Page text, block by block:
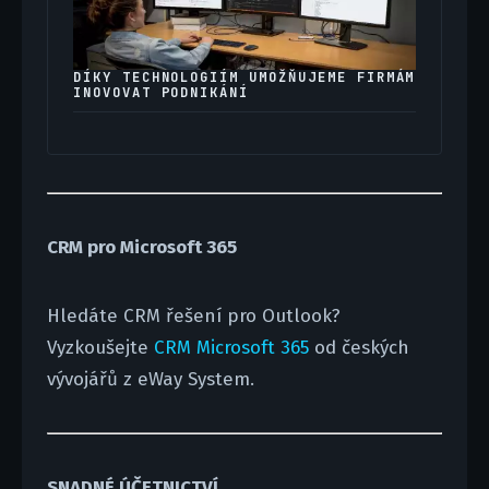
DÍKY TECHNOLOGIÍM UMOŽŇUJEME FIRMÁM
INOVOVAT PODNIKÁNÍ
CRM pro Microsoft 365
Hledáte CRM řešení pro Outlook?
Vyzkoušejte CRM Microsoft 365od českých
vývojářů z eWay System.